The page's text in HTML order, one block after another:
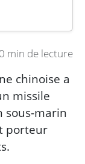
min de lecture
chinoise a
missile
sous-marin
porteur